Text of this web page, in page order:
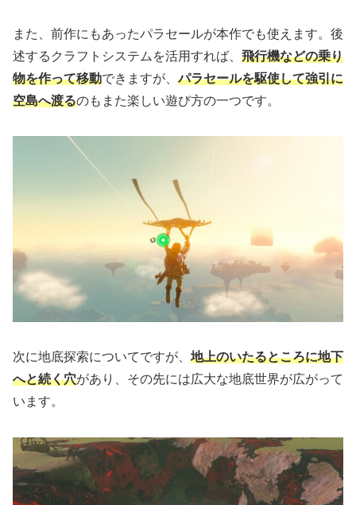
また、前作にもあったパラセールが本作でも使えます。後
述するクラフトシステムを活用すれば、 飛行機などの乗り
物を作って移動できますが、パラセールを駆使して強引に
空島へ渡るのもまた楽しい遊び方の一つです。
次に地底探索についてですが、 地上のいたるところに地下
へと続く穴があり、その先には広大な地底世界が広がって
います。